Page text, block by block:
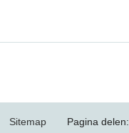
Sitemap Pagina delen: